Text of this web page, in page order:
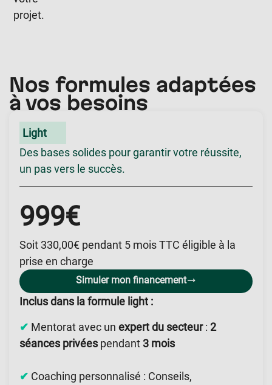
projet.
Nos formules adaptées
à vos besoins
Light
Des bases solides pour garantir votre réussite,
un pas vers le succès.
999€
Soit 330,00€ pendant 5 mois TTC éligible à la
prise en charge
Simuler mon financement
Inclus dans la formule light :
✔ Mentorat avec un expert du secteur: 2
séances privées pendant 3 mois
✔ Coaching personnalisé : Conseils,